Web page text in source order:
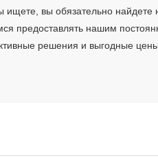
вы обязательно найдете
предоставлять нашим
решения и выгодные цены.